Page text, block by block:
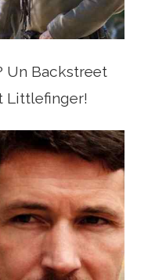
Un Backstreet
Littlefinger!